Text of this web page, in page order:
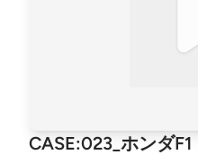
CASE:023_ホンダ